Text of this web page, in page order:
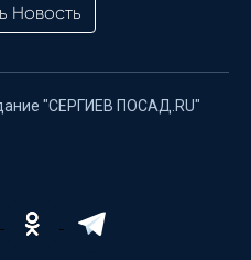
Новость
"СЕРГИЕВ ПОСАД.RU"